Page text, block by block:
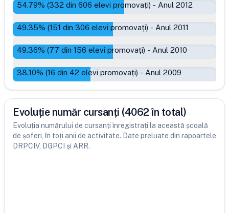
54.79% (332 din 606 elevi promovați) - Anul 2012
49.35% (151 din 306 elevi promovați) - Anul 2011
49.36% (77 din 156 elevi promovați) - Anul 2010
38.10% (16 din 42 elevi promovați) - Anul 2009
Evoluție număr cursanți (4062 în total)
Evoluția numărului de cursanți înregistrați la această școală
de șoferi, în toți anii de activitate. Date preluate din rapoartele
DRPCIV, DGPCI și ARR.